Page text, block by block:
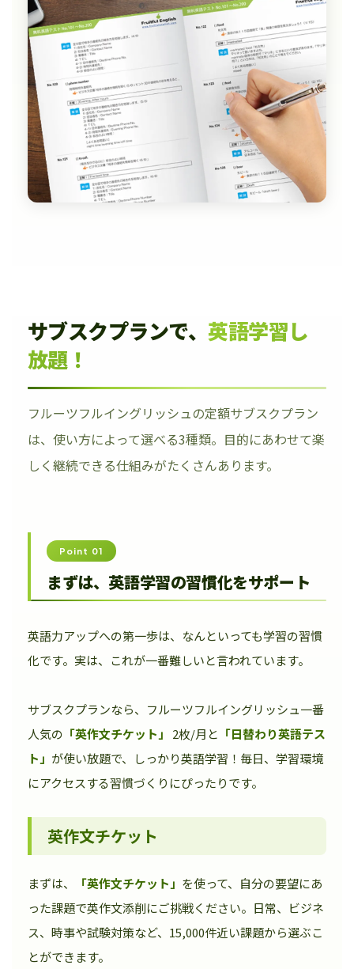
サブスクプランで、 英語学習し
放題！
フルーツフルイングリッシュの定額サブスクプラン
は、使い方によって選べる3種類。目的にあわせて楽
しく継続できる仕組みがたくさんあります。
Point 01
まずは、英語学習の習慣化をサポート
英語力アップへの第一歩は、なんといっても学習の習慣
化です。実は、これが一番難しいと言われています。
サブスクプランなら、フルーツフルイングリッシュ一番
人気の 「英作文チケット」 2枚/月と 「日替わり英語テス
ト」 が使い放題で、しっかり英語学習！毎日、学習環境
にアクセスする習慣づくりにぴったりです。
英作文チケット
まずは、 「英作文チケット」 を使って、自分の要望にあ
った課題で英作文添削にご挑戦ください。日常、ビジネ
ス、時事や試験対策など、15,000件近い課題から選ぶこ
とができます。